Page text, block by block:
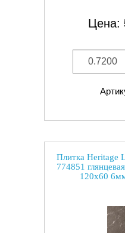
Цена:
Плитка Heritage
774851
120x60